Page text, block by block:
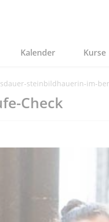
Kalender Kurse
steinbildhauerin-im-
Check